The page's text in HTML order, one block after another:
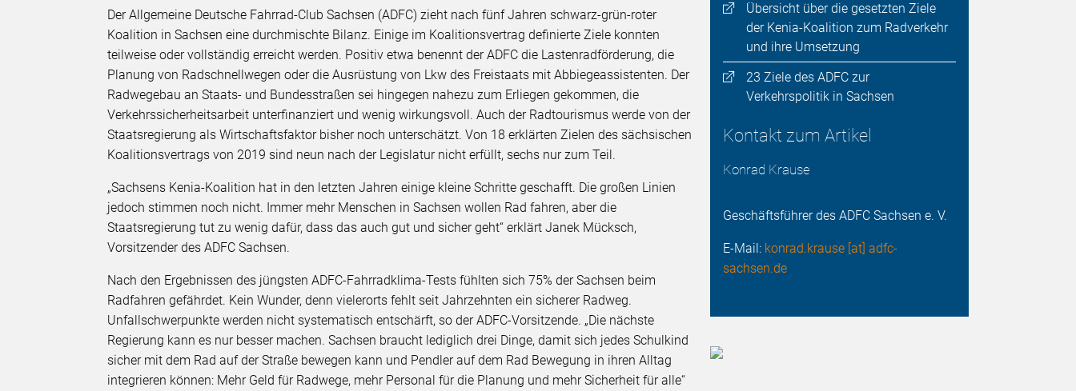
Übersicht über die gesetzten Ziele
der Kenia-Koalition zum Radverkehr
und ihre Umsetzung
23 Ziele des ADFC zur
Verkehrspolitik in Sachsen
Kontakt zum Artikel
Konrad Krause
Geschäftsführer des ADFC Sachsen e. V.
E-Mail: konrad.krause [at] adfc-
sachsen.de
Der Allgemeine Deutsche Fahrrad-Club Sachsen (ADFC) zieht nach fünf Jahren schwarz-grün-roter
Koalition in Sachsen eine durchmischte Bilanz. Einige im Koalitionsvertrag definierte Ziele konnten
teilweise oder vollständig erreicht werden. Positiv etwa benennt der ADFC die Lastenradförderung, die
Planung von Radschnellwegen oder die Ausrüstung von Lkw des Freistaats mit Abbiegeassistenten. Der
Radwegebau an Staats- und Bundesstraßen sei hingegen nahezu zum Erliegen gekommen, die
Verkehrssicherheitsarbeit unterfinanziert und wenig wirkungsvoll. Auch der Radtourismus werde von der
Staatsregierung als Wirtschaftsfaktor bisher noch unterschätzt. Von 18 erklärten Zielen des sächsischen
Koalitionsvertrags von 2019 sind neun nach der Legislatur nicht erfüllt, sechs nur zum Teil.
„Sachsens Kenia-Koalition hat in den letzten Jahren einige kleine Schritte geschafft. Die großen Linien
jedoch stimmen noch nicht. Immer mehr Menschen in Sachsen wollen Rad fahren, aber die
Staatsregierung tut zu wenig dafür, dass das auch gut und sicher geht“ erklärt Janek Mücksch,
Vorsitzender des ADFC Sachsen.
Nach den Ergebnissen des jüngsten ADFC-Fahrradklima-Tests fühlten sich 75% der Sachsen beim
Radfahren gefährdet. Kein Wunder, denn vielerorts fehlt seit Jahrzehnten ein sicherer Radweg.
Unfallschwerpunkte werden nicht systematisch entschärft, so der ADFC-Vorsitzende. „Die nächste
Regierung kann es nur besser machen. Sachsen braucht lediglich drei Dinge, damit sich jedes Schulkind
sicher mit dem Rad auf der Straße bewegen kann und Pendler auf dem Rad Bewegung in ihren Alltag
integrieren können: Mehr Geld für Radwege, mehr Personal für die Planung und mehr Sicherheit für alle“